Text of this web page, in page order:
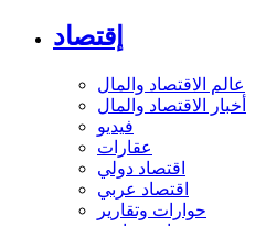
إقتصاد
عالم الاقتصاد والمال
أخبار الاقتصاد والمال
فيديو
عقارات
اقتصاد دولي
اقتصاد عربي
حوارات وتقارير